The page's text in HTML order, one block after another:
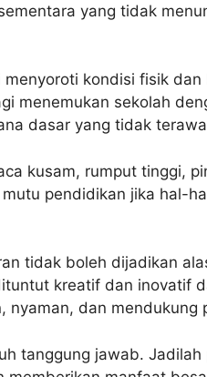
yang tidak
kondisi fisik
menemukan sekolah
dasar yang tidak
kusam, rumput tinggi,
pendidikan jika hal-
tidak boleh dijadikan
kreatif dan inovatif
nyaman, dan mendukung
tanggung jawab.